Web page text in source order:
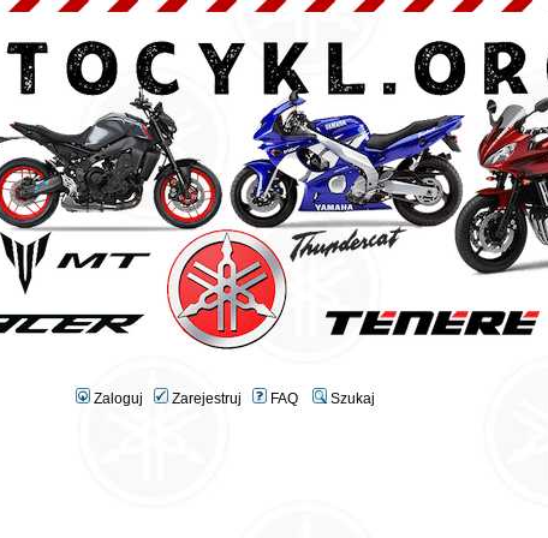
Zaloguj Zarejestruj FAQ Szukaj